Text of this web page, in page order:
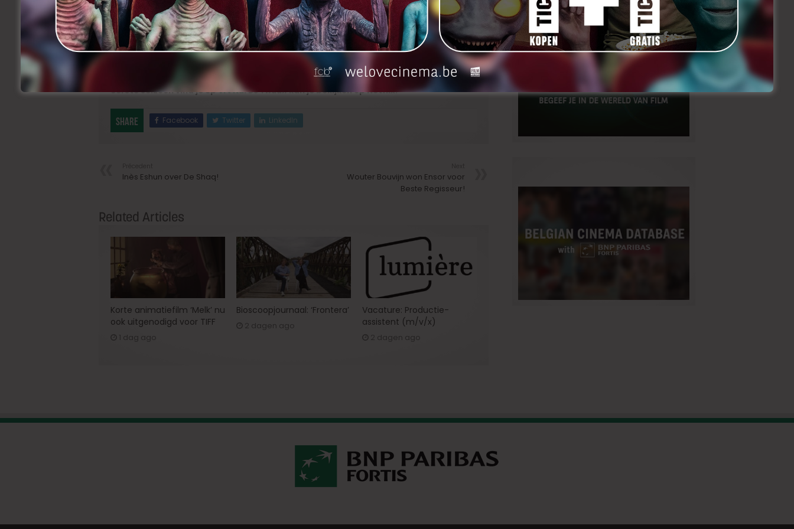
NaastGene Bervoets, Lize Feryn, Emilie De Roo, Katelijne Verbekeen
Greet Verstraete
bestaat de grotendeels West-Vlaamse cast vanBeau Séjour 2onder andere uitTom Vermeir
Sam Louwyck,Titus De Voogdt en Janne Desmet.
De reeks is geregisseerd doorKaat Beels& Nathalie Basteyns
. Beels ging vorige week in
Michaël PasinCinema Canvas , dat kan je
Het nieuwe seizoen van
Beau Séjour is vanaf 31 januari te zien op Eén om 20u45 , het
eerste seizoen vind je opVrt Nu.De Twaalfkan je bekijken op Netflix.
Share Facebook Twitter LinkedIn
Inès Eshun over De Shaq!
Wouter Bouvijn won Ensor voor
Beste Regisseur!
Related Articles
Korte animatiefilm ‘Melk’ nu
ook uitgenodigd voor TIFF
1 dag ago
Bioscoopjournaal: ‘Frontera’
2 dagen ago
Vacature: Productie-
assistent (m/v/x)
2 dagen ago